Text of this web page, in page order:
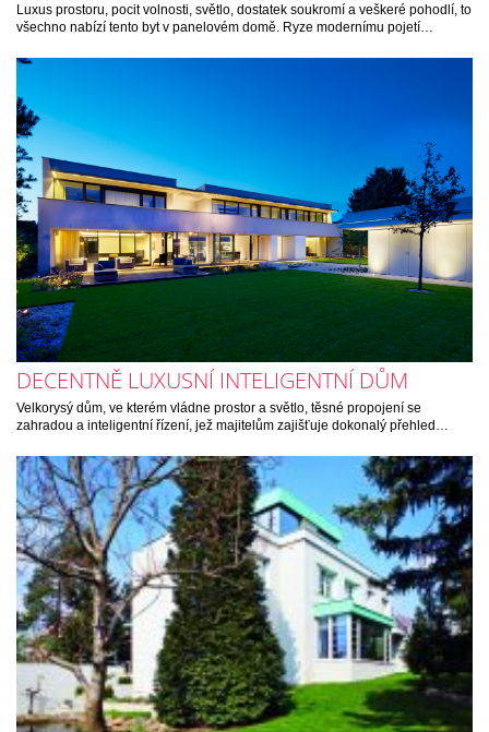
Luxus prostoru, pocit volnosti, světlo, dostatek soukromí a veškeré pohodlí, to
všechno nabízí tento byt v panelovém domě. Ryze modernímu pojetí…
DECENTNĚ LUXUSNÍ INTELIGENTNÍ DŮM
Velkorysý dům, ve kterém vládne prostor a světlo, těsné propojení se
zahradou a inteligentní řízení, jež majitelům zajišťuje dokonalý přehled…